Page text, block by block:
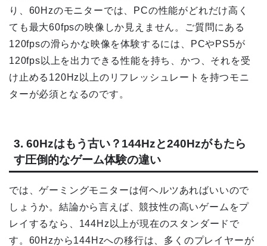
り、60Hzのモニターでは、PCの性能がどれだけ高く
ても最大60fpsの映像しか見えません。ご質問にある
120fpsの滑らかな映像を体験するには、PCやPS5が
120fps以上を出力できる性能を持ち、かつ、それを受
け止める120Hz以上のリフレッシュレートを持つモニ
ターが必須となるのです。
3. 60Hzはもう古い？144Hzと240Hzがもたら
す圧倒的なゲーム体験の違い
では、ゲーミングモニターは何ヘルツあればいいので
しょうか。結論から言えば、競技性の高いゲームをプ
レイするなら、144Hz以上が現在のスタンダードで
す。60Hzから144Hzへの移行は、多くのプレイヤーが